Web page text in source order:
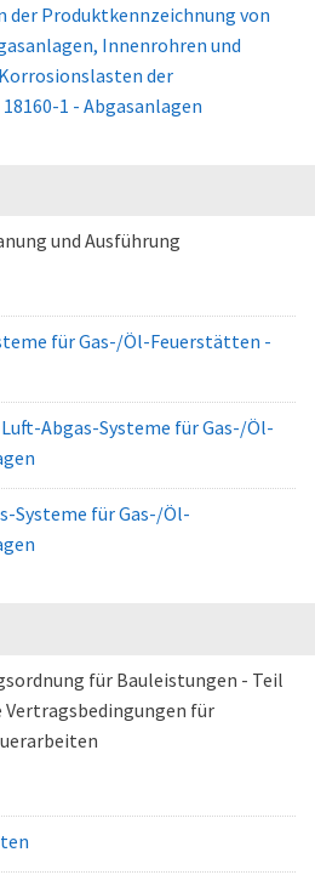
der Produktkennzeichnung von
Innenrohren und
der
1 - Abgasanlagen
und Ausführung
für Gas-/Öl-Feuerstätten -
Abgas-Systeme für Gas-/Öl-
Systeme für Gas-/Öl-
für Bauleistungen - Teil
Vertragsbedingungen für